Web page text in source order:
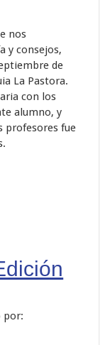
nos
y consejos,
de
La Pastora.
con los
alumno, y
profesores fue
por: